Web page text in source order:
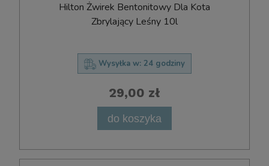
Hilton Żwirek Bentonitowy Dla Kota
Zbrylający Leśny 10l
Wysyłka w: 24 godziny
29,00 zł
do koszyka